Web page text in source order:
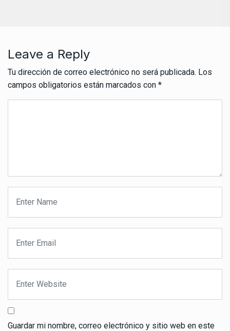
Leave a Reply
Tu dirección de correo electrónico no será publicada. Los
campos obligatorios están marcados con *
Guardar mi nombre, correo electrónico y sitio web en este